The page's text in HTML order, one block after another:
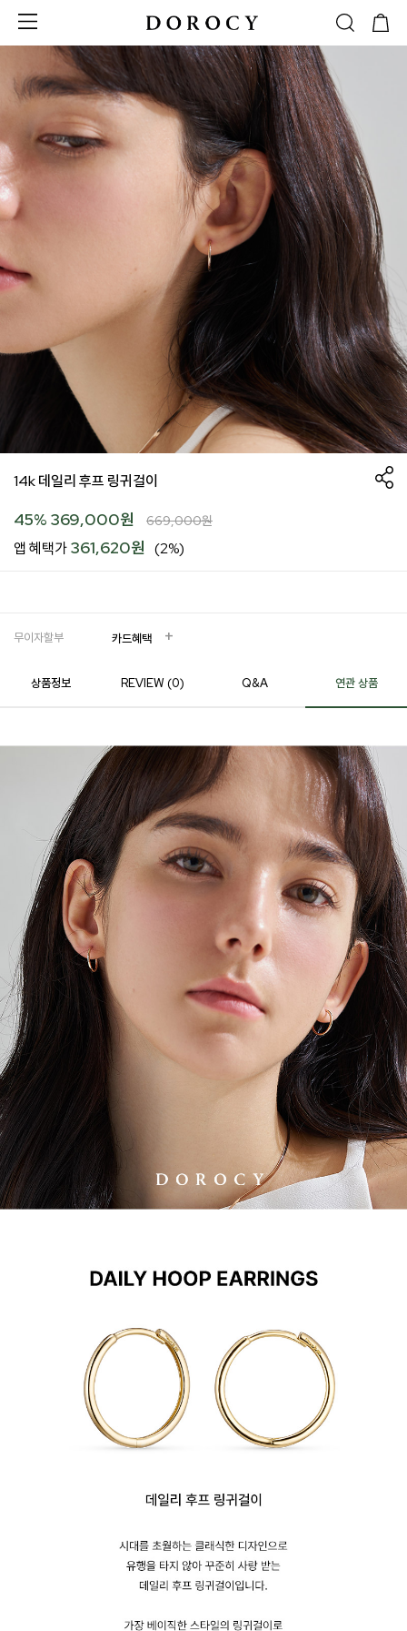
14k 데일리 후프 링귀걸이
45% 369,000원 669,000원
앱 혜택가361,620원 (2%)
무이자할부 카드혜택
상품정보 REVIEW (0) Q&A 연관 상품